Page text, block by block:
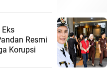
Resmi
Korupsi